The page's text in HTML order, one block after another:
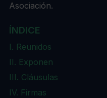
Asociación.
ÍNDICE
I. Reunidos
II. Exponen
III. Cláusulas
IV. Firmas